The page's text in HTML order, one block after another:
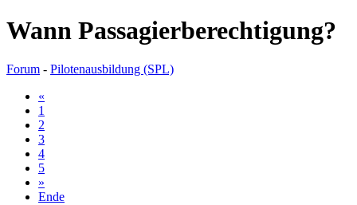
Wann Passagierberechtigung?
Forum - Pilotenausbildung (SPL)
«
1
2
3
4
5
»
Ende